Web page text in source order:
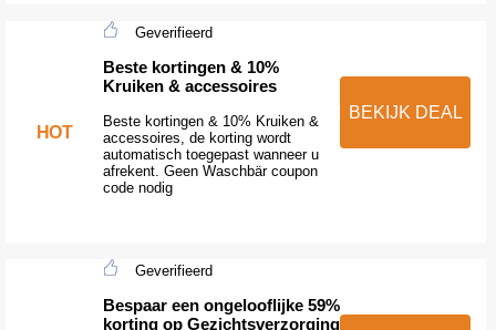
HOT
Geverifieerd
Beste kortingen & 10%
Kruiken & accessoires
Beste kortingen & 10% Kruiken &
accessoires, de korting wordt
automatisch toegepast wanneer u
afrekent. Geen Waschbär coupon
code nodig
BEKIJK DEAL
Geverifieerd
Bespaar een ongelooflijke 59%
korting op Gezichtsverzorging